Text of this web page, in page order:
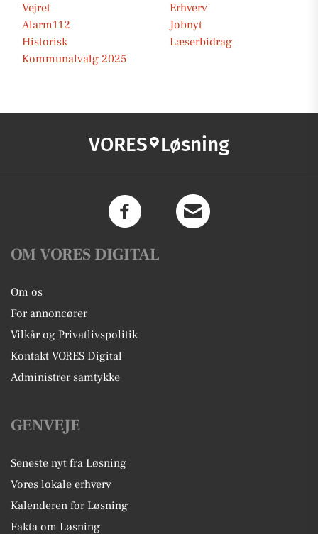
Vejret
Erhverv
Alarm112
Jobnyt
Historisk
Læserbidrag
Kommunalvalg 2025
VORES Løsning
OM VORES DIGITAL
Om os
For annoncører
Vilkår og Privatlivspolitik
Kontakt VORES Digital
Administrer samtykke
GENVEJE
Seneste nyt fra Løsning
Vores lokale erhverv
Kalenderen for Løsning
Fakta om Løsning